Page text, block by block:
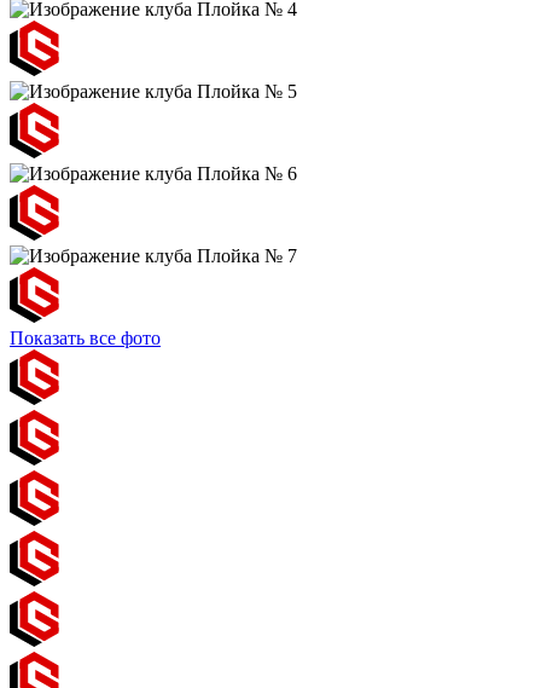
Показать все фото